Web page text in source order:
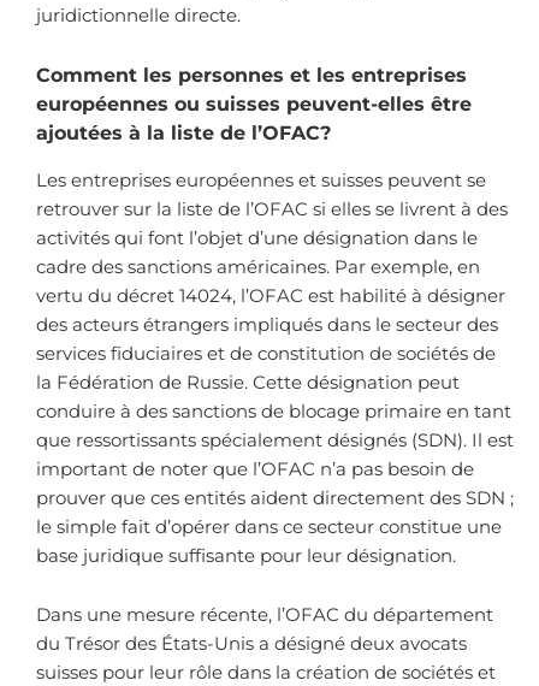
juridictionnelle directe.
Comment les personnes et les entreprises
européennes ou suisses peuvent-elles être
ajoutées à la liste de l’OFAC?
Les entreprises européennes et suisses peuvent se
retrouver sur la liste de l’OFAC si elles se livrent à des
activités qui font l’objet d’une désignation dans le
cadre des sanctions américaines. Par exemple, en
vertu du décret 14024, l’OFAC est habilité à désigner
des acteurs étrangers impliqués dans le secteur des
services fiduciaires et de constitution de sociétés de
la Fédération de Russie. Cette désignation peut
conduire à des sanctions de blocage primaire en tant
que ressortissants spécialement désignés (SDN). Il est
important de noter que l’OFAC n’a pas besoin de
prouver que ces entités aident directement des SDN ;
le simple fait d’opérer dans ce secteur constitue une
base juridique suffisante pour leur désignation.
Dans une mesure récente, l’OFAC du département
du Trésor des États-Unis a désigné deux avocats
suisses pour leur rôle dans la création de sociétés et